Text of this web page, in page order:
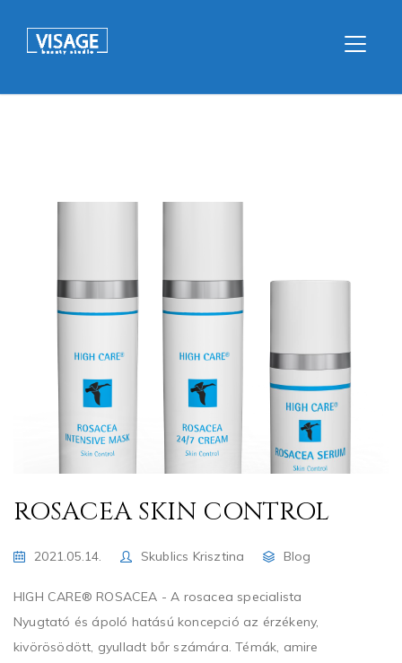
ROSACEA SKIN CONTROL
2021.05.14. Skublics Krisztina Blog
HIGH CARE® ROSACEA - A rosacea specialista
Nyugtató és ápoló hatású koncepció az érzékeny,
kivörösödött, gyulladt bőr számára. Témák, amire